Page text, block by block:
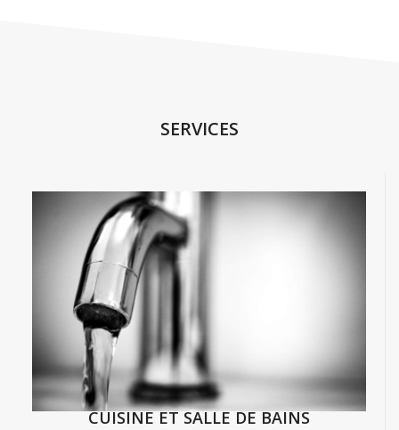
SERVICES
CUISINE ET SALLE DE BAINS